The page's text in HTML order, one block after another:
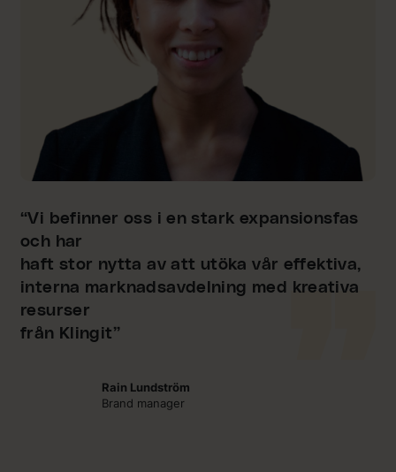
“Vi befinner oss i en stark expansionsfas
och har
haft stor nytta av att utöka vår effektiva,
interna marknadsavdelning med kreativa
resurser
från Klingit”
Rain Lundström
Brand manager